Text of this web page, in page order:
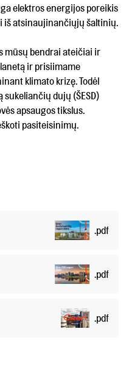
elektros energijos poreikis
iš atsinaujinančiųjų šaltinių.
mūsų bendrai ateičiai ir
ir prisiimame
klimato krizę. Todėl
dujų (ŠESD)
apsaugos tikslus.
pasiteisinimų.
.pdf
.pdf
.pdf